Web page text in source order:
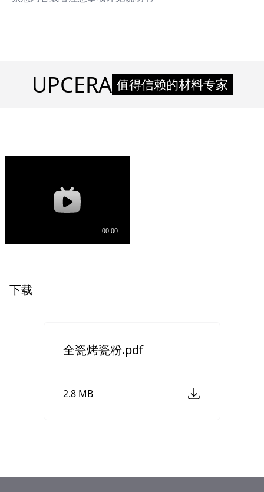
UPCERA 值得信赖的材料专家
下载
全瓷烤瓷粉.pdf
2.8 MB